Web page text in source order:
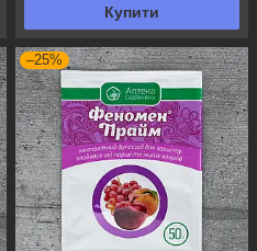
Купити
–25%